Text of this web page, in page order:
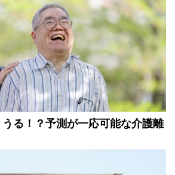
る！？予測が一応可能な介護離